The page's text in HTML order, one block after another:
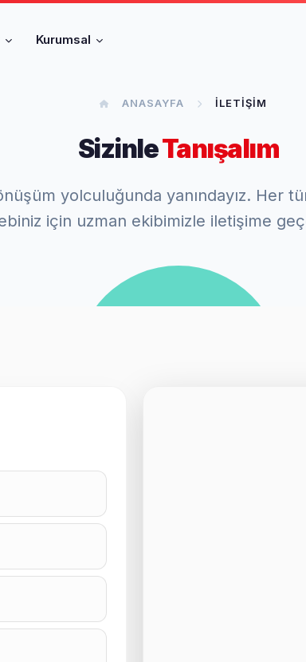
Kurumsal
ANASAYFA İLETIŞIM
SizinleTanışalım
yolculuğunda yanındayız. Her
için uzman ekibimizle iletişime